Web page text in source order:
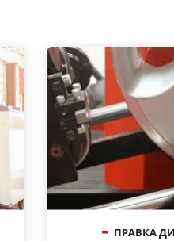
ПРАВКА